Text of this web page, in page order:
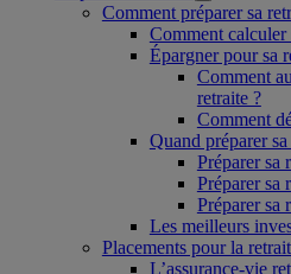
Comment préparer sa
Comment calculer
Épargner pour sa
Comment
retraite ?
Comment
Quand préparer
Préparer sa
Préparer sa
Préparer sa
Les meilleurs
Placements pour la
L’assurance-vie